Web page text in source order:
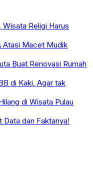
Wisata Religi Harus
Atasi Macet Mudik
Buat Renovasi Rumah
di Kaki, Agar tak
di Wisata Pulau
Data dan Faktanya!